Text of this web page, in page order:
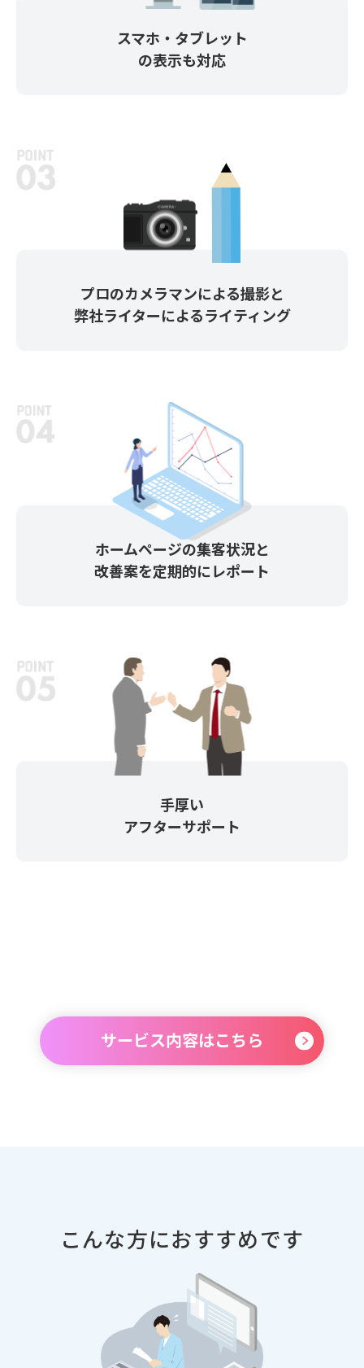
スマホ・タブレット
の表示も対応
プロのカメラマンによる撮影と
弊社ライターによるライティング
ホームページの集客状況と
改善案を定期的にレポート
手厚い
アフターサポート
サービス内容はこちら
こんな方におすすめです